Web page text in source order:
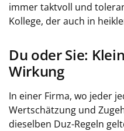
immer taktvoll und
Kollege, der auch in
Du oder Sie:
Wirkung
In einer Firma, wo jeder
Wertschätzung und
dieselben Duz-Regeln